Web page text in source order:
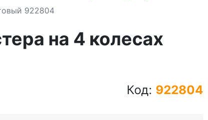
922804
на 4 колесах
Код: 922804